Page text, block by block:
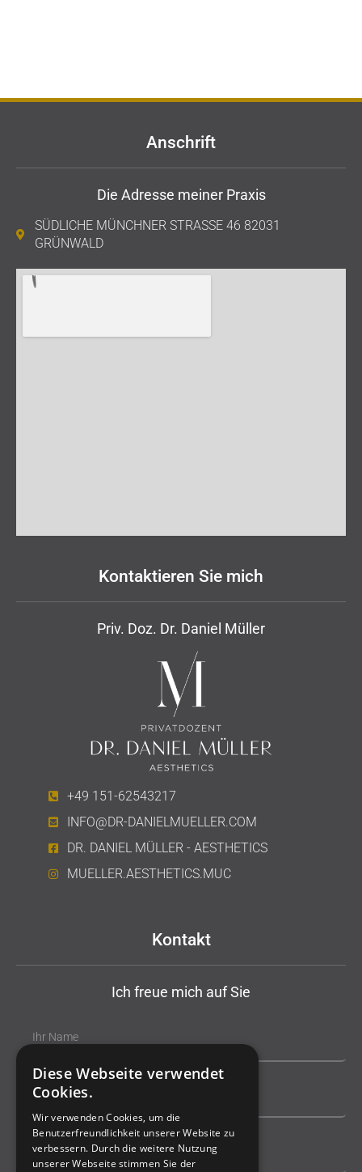
Anschrift
Die Adresse meiner Praxis
SÜDLICHE MÜNCHNER STRASSE 46 82031 G
RÜNWALD
Kontaktieren Sie mich
Priv. Doz. Dr. Daniel Müller
+49 151-62543217
INFO@DR-DANIELMUELLER.COM
DR. DANIEL MÜLLER - AESTHETICS
MUELLER.AESTHETICS.MUC
Kontakt
Ich freue mich auf Sie
Diese Webseite verwendet
Cookies.
Wir verwenden Cookies, um die
Benutzerfreundlichkeit unserer Website zu
verbessern. Durch die weitere Nutzung
unserer Webseite stimmen Sie der